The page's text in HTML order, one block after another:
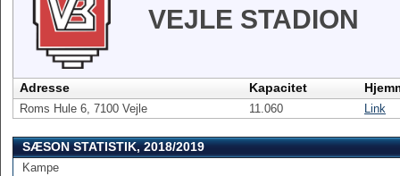
VEJLE STADION
Adresse Kapacitet
Roms Hule 6, 7100 Vejle 11.060 Link
SÆSON STATISTIK, 2018/2019
Kampe